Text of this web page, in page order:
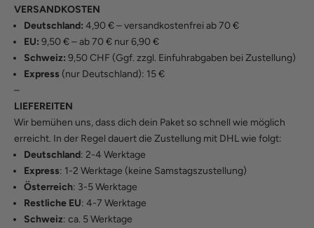
VERSANDKOSTEN
Deutschland: 4,90 € – versandkostenfrei ab 70 €
EU: 9,50 € – ab 70 € nur 6,90 €
Schweiz: 9,50 CHF (Ggf. zzgl. Einfuhrabgaben bei Zustellung)
Express (nur Deutschland): 15 €
–
LIEFEREITEN
Wir bemühen uns, dass dich dein Paket so schnell wie möglich
erreicht. In der Regel dauert die Zustellung mit DHL wie folgt:
Deutschland: 2-4 Werktage
Express: 1-2 Werktage (keine Samstagszustellung)
Österreich: 3-5 Werktage
Restliche EU: 4-7 Werktage
Schweiz: ca. 5 Werktage